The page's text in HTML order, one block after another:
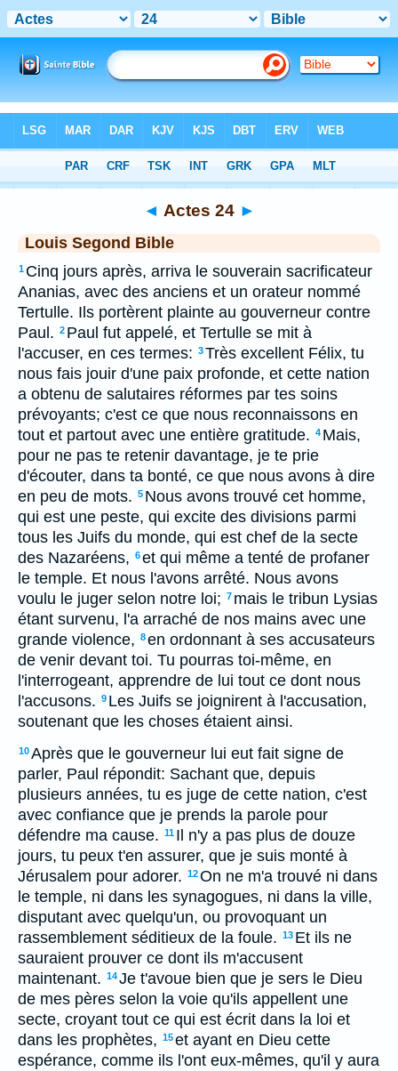
> Actes 24
◄ Actes 24 ►
Louis Segond Bible
1 Cinq jours après, arriva le souverain sacrificateur
Ananias, avec des anciens et un orateur nommé
Tertulle. Ils portèrent plainte au gouverneur contre
Paul. 2 Paul fut appelé, et Tertulle se mit à
l'accuser, en ces termes: 3Très excellent Félix, tu
nous fais jouir d'une paix profonde, et cette nation
a obtenu de salutaires réformes par tes soins
prévoyants; c'est ce que nous reconnaissons en
tout et partout avec une entière gratitude. 4 Mais,
pour ne pas te retenir davantage, je te prie
d'écouter, dans ta bonté, ce que nous avons à dire
en peu de mots. 5 Nous avons trouvé cet homme,
qui est une peste, qui excite des divisions parmi
tous les Juifs du monde, qui est chef de la secte
des Nazaréens, 6et qui même a tenté de profaner
le temple. Et nous l'avons arrêté. Nous avons
voulu le juger selon notre loi; 7 mais le tribun Lysias
étant survenu, l'a arraché de nos mains avec une
grande violence, 8en ordonnant à ses accusateurs
de venir devant toi. Tu pourras toi-même, en
l'interrogeant, apprendre de lui tout ce dont nous
l'accusons. 9 Les Juifs se joignirent à l'accusation,
soutenant que les choses étaient ainsi.
10Après que le gouverneur lui eut fait signe de
parler, Paul répondit: Sachant que, depuis
plusieurs années, tu es juge de cette nation, c'est
avec confiance que je prends la parole pour
défendre ma cause. 11 Il n'y a pas plus de douze
jours, tu peux t'en assurer, que je suis monté à
Jérusalem pour adorer. 12On ne m'a trouvé ni dans
le temple, ni dans les synagogues, ni dans la ville,
disputant avec quelqu'un, ou provoquant un
rassemblement séditieux de la foule. 13 Et ils ne
sauraient prouver ce dont ils m'accusent
maintenant. 14Je t'avoue bien que je sers le Dieu
de mes pères selon la voie qu'ils appellent une
secte, croyant tout ce qui est écrit dans la loi et
dans les prophètes, 15et ayant en Dieu cette
espérance, comme ils l'ont eux-mêmes, qu'il y aura